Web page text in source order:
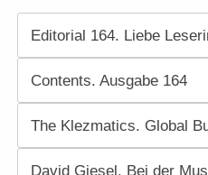
Editorial 164. Liebe
Contents. Ausgabe 164
The Klezmatics. Global
David Giesel. Bei der